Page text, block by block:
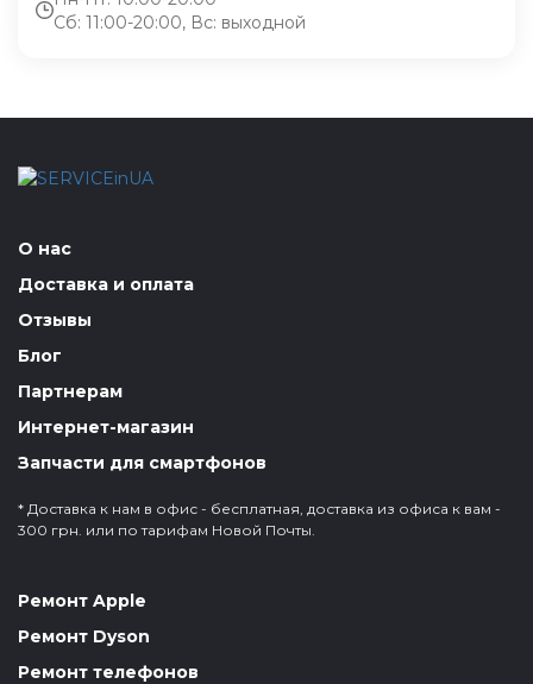
Сб: 11:00-20:00, Вс: выходной
О нас
Доставка и оплата
Отзывы
Блог
Партнерам
Интернет-магазин
Запчасти для смартфонов
* Доставка к нам в офис - бесплатная, доставка из офиса к вам -
300 грн. или по тарифам Новой Почты.
Ремонт Apple
Ремонт Dyson
Ремонт телефонов